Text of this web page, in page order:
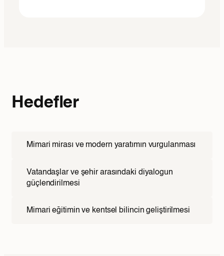
Hedefler
Mimari mirası ve modern yaratımın vurgulanması
Vatandaşlar ve şehir arasındaki diyalogun
güçlendirilmesi
Mimari eğitimin ve kentsel bilincin geliştirilmesi